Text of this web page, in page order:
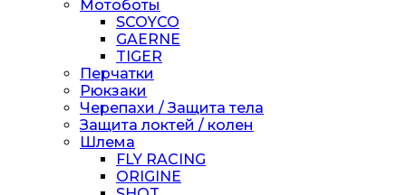
Мотоботы
SCOYCO
GAERNE
TIGER
Перчатки
Рюкзаки
Черепахи / Защита тела
Защита локтей / колен
Шлема
FLY RACING
ORIGINE